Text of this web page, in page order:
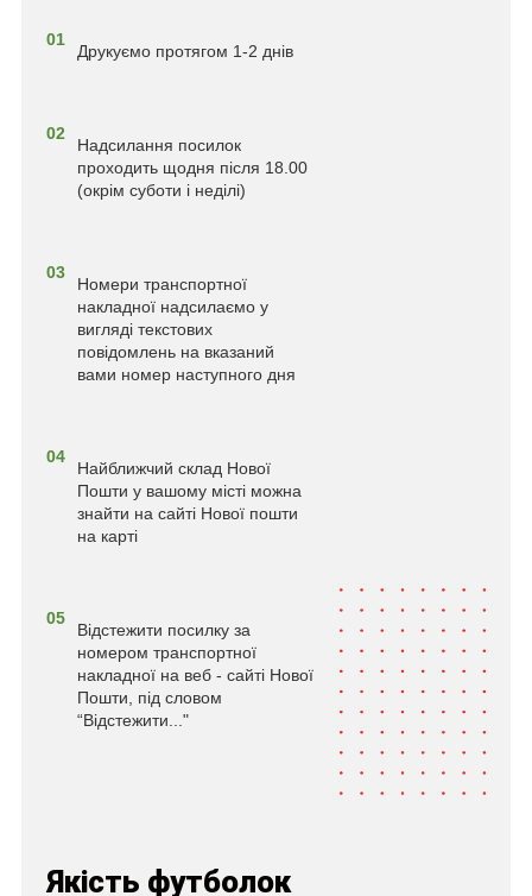
01
Друкуємо протягом 1-2 днів
02
Надсилання посилок
проходить щодня після 18.00
(окрім суботи і неділі)
03
Номери транспортної
накладної надсилаємо у
вигляді текстових
повідомлень на вказаний
вами номер наступного дня
04
Найближчий склад Нової
Пошти у вашому місті можна
знайти на сайті Нової пошти
на карті
05
Відстежити посилку за
номером транспортної
накладної на веб - сайті Нової
Пошти, під словом
“Відстежити..."
Якість футболок